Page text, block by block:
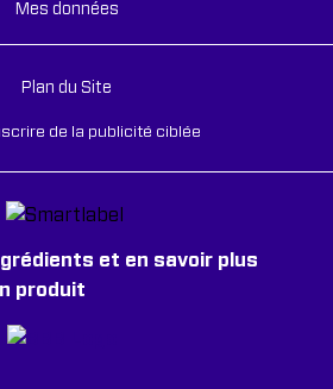
Mes données
Plan du Site
de la publicité ciblée
et en savoir plus
produit